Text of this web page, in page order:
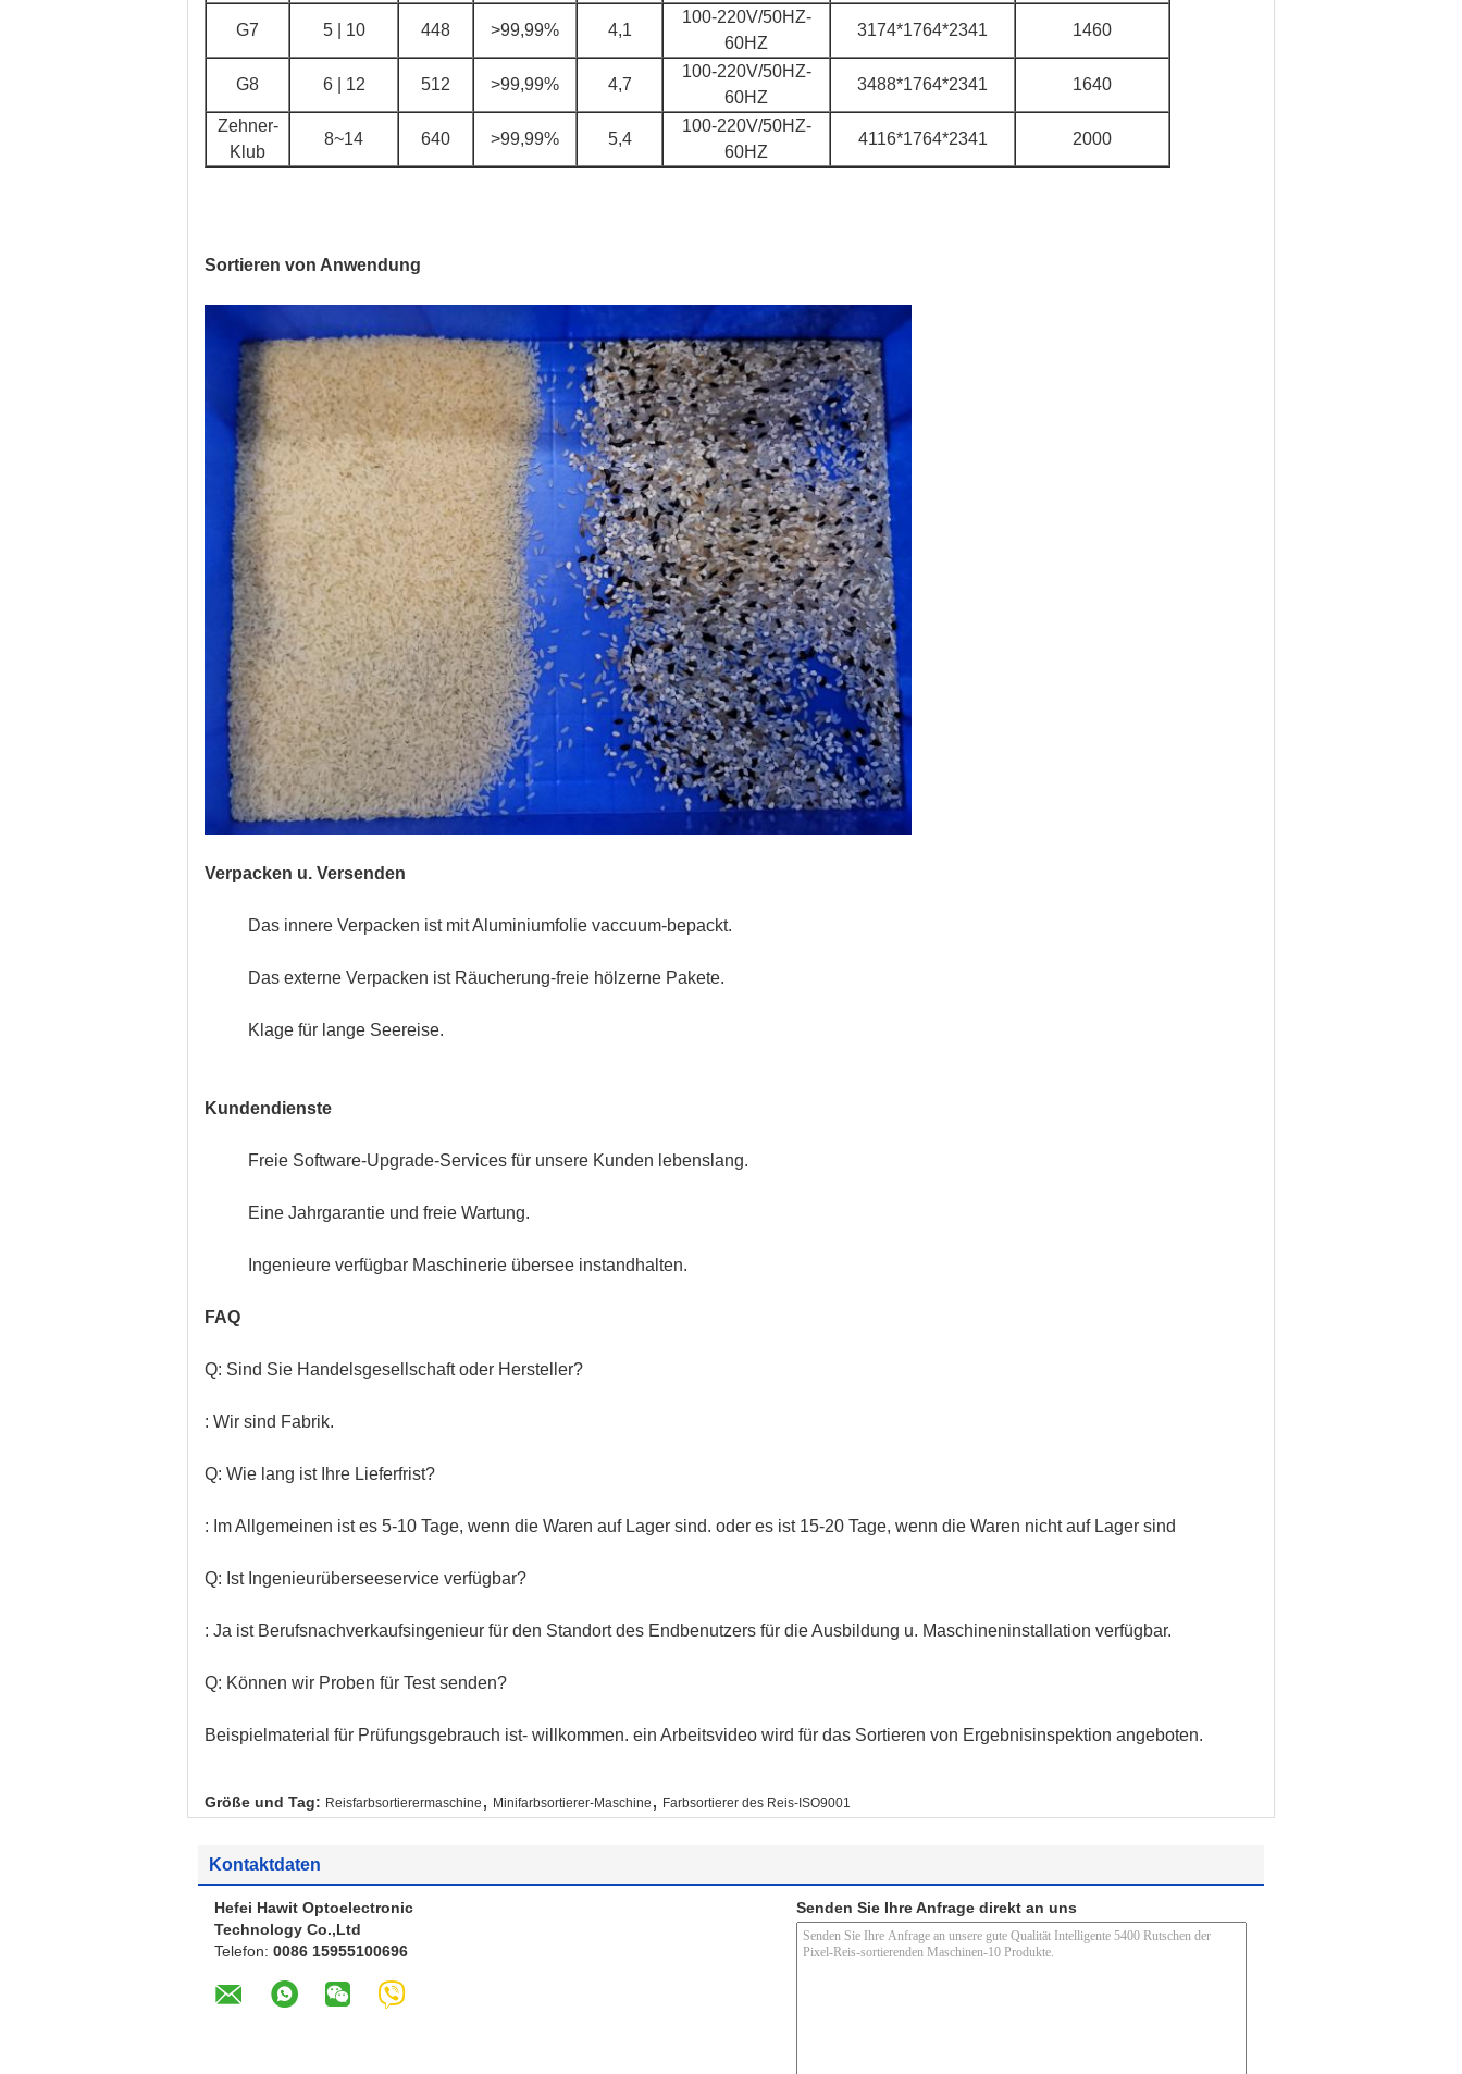
G7 5 | 10 448 >99,99% 4,1
100-220V/50HZ-
60HZ
3174*1764*2341 1460
G8 6 | 12 512 >99,99% 4,7
100-220V/50HZ-
60HZ
3488*1764*2341 1640
Zehner-
Klub
8~14 640 >99,99% 5,4
100-220V/50HZ-
60HZ
4116*1764*2341 2000
Sortieren von Anwendung
Verpacken u. Versenden
Das innere Verpacken ist mit Aluminiumfolie vaccuum-bepackt.
Das externe Verpacken ist Räucherung-freie hölzerne Pakete.
Klage für lange Seereise.
Kundendienste
Freie Software-Upgrade-Services für unsere Kunden lebenslang.
Eine Jahrgarantie und freie Wartung.
Ingenieure verfügbar Maschinerie übersee instandhalten.
FAQ
Q: Sind Sie Handelsgesellschaft oder Hersteller?
: Wir sind Fabrik.
Q: Wie lang ist Ihre Lieferfrist?
: Im Allgemeinen ist es 5-10 Tage, wenn die Waren auf Lager sind. oder es ist 15-20 Tage, wenn die Waren nicht auf Lager sind
Q: Ist Ingenieurüberseeservice verfügbar?
: Ja ist Berufsnachverkaufsingenieur für den Standort des Endbenutzers für die Ausbildung u. Maschineninstallation verfügbar.
Q: Können wir Proben für Test senden?
Beispielmaterial für Prüfungsgebrauch ist- willkommen. ein Arbeitsvideo wird für das Sortieren von Ergebnisinspektion angeboten.
Größe und Tag: Reisfarbsortierermaschine , Minifarbsortierer-Maschine , Farbsortierer des Reis-ISO9001
Kontaktdaten
Hefei Hawit Optoelectronic
Technology Co.,Ltd
Telefon: 0086 15955100696
Senden Sie Ihre Anfrage direkt an uns